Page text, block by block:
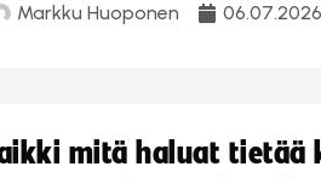
Markku Huoponen 06.07.2026
mitä haluat tietää